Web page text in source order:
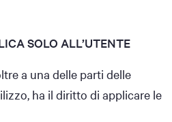
SOLO ALL’UTENTE
a una delle parti delle
ha il diritto di applicare le